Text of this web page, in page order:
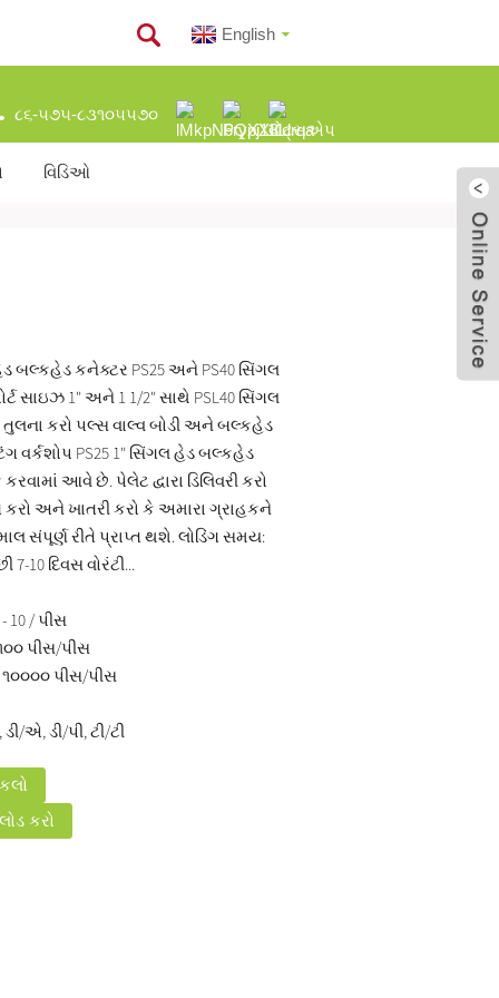
English
૮૬-૫૭૫-૮૩૧૦૫૫૭૦
વિડિઓ
બલ્કહેડ કનેક્ટર PS25 અને PS40 સિંગલ
સાઇઝ 1" અને 1 1/2" સાથે PSL40 સિંગલ
કરો પલ્સ વાલ્વ બોડી અને બલ્કહેડ
વર્કશોપ PS25 1" સિંગલ હેડ બલ્કહેડ
આવે છે. પેલેટ દ્વારા ડિલિવરી કરો
કરો અને ખાતરી કરો કે અમારા ગ્રાહકને
સંપૂર્ણ રીતે પ્રાપ્ત થશે. લોડિંગ સમય:
10 દિવસ વોરંટી...
- 10 / પીસ
પીસ/પીસ
પીસ/પીસ
એ, ડી/પી, ટી/ટી
કરો